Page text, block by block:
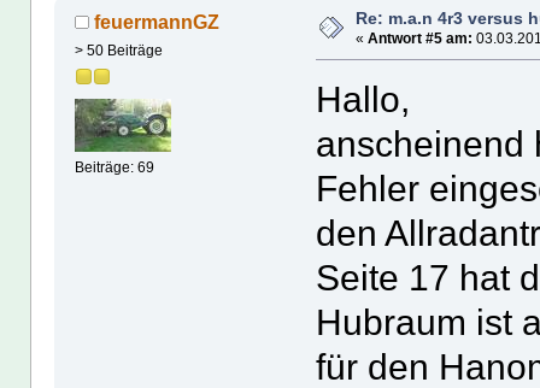
feuermannGZ
> 50 Beiträge
Beiträge: 69
Re: m.a.n 4r3 versus
« Antwort #5 am:
Hallo,
anscheinend
Fehler
den
Seite 17 hat
Hubraum ist
für den